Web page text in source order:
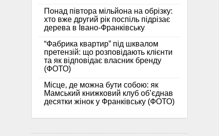
Понад півтора мільйона на обрізку:
хто вже другий рік поспіль підрізає
дерева в Івано-Франківську
“Фабрика квартир” під шквалом
претензій: що розповідають клієнти
та як відповідає власник бренду
(ФОТО)
Місце, де можна бути собою: як
Мамський книжковий клуб об’єднав
десятки жінок у Франківську (ФОТО)